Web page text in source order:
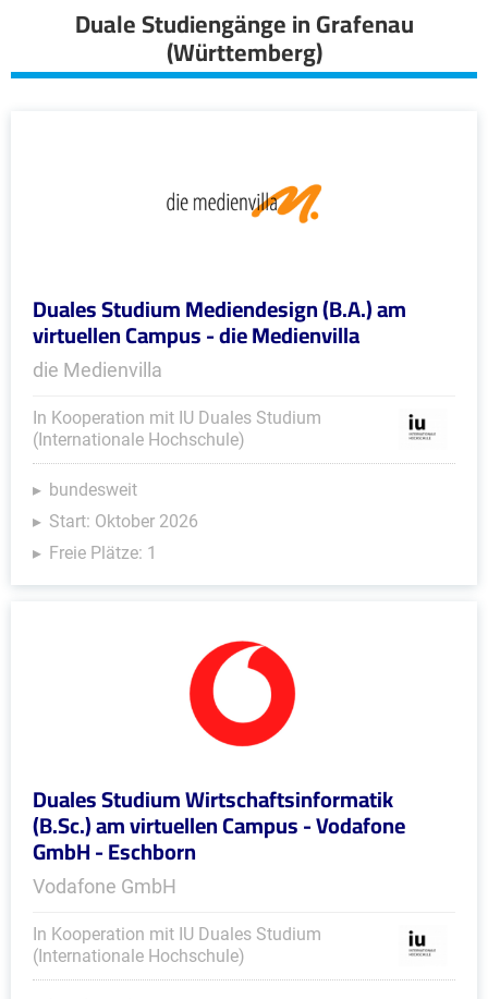
Duale Studiengänge in Grafenau
(Württemberg)
Duales Studium Mediendesign (B.A.) am
virtuellen Campus - die Medienvilla
die Medienvilla
In Kooperation mit IU Duales Studium
(Internationale Hochschule)
bundesweit
Start: Oktober 2026
Freie Plätze: 1
Duales Studium Wirtschaftsinformatik
(B.Sc.) am virtuellen Campus - Vodafone
GmbH - Eschborn
Vodafone GmbH
In Kooperation mit IU Duales Studium
(Internationale Hochschule)